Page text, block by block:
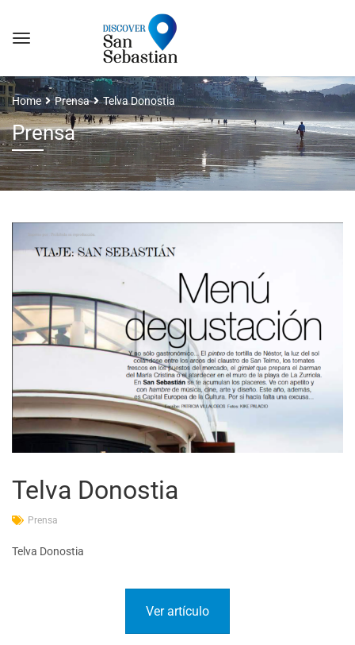
Home Prensa Telva Donostia
Prensa
Telva Donostia
Prensa
Telva Donostia
Ver artículo